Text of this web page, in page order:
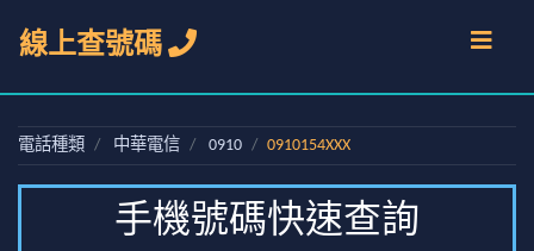
線上查號碼
電話種類 中華電信 0910 0910154XXX
手機號碼快速查詢